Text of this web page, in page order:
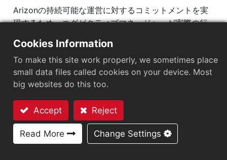
リスク管理
情報セキュリティ管理
Intellectual Property Management Program
サプライチェーン管理
製品の持続可能性
企業価値向上計画
Arizonの持続可能な運営に対するコミットメントを実
現するため、エグゼクティブマネージャーが実際の行
する議題を推進するよう奨励し、当社は持続可能な奨
励指導原則を確立しました。これを持続的な推進への
参加と貢献として年次業績と変動報酬の評価に組み込
み、企業の長期的な安定と持続的な発展を促進しま
す。
二、適用対象
お問い合わせ
Cookies Information
To make this site work properly, we sometimes place
small data files called cookies on your device. Most
big websites do this too.
Accept Reject
Read More Change Settings